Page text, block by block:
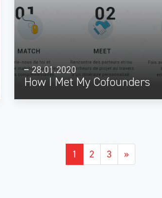
How I Met My Cofounders
28.01.2020
1 2 3 »